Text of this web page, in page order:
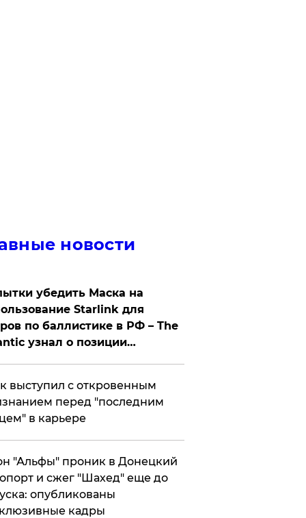
новости
убедить Маска на
Starlink для
по баллистике в РФ – The
узнал о позиции
выступил с откровенным
перед "последним
в карьере
"Альфы" проник в Донецкий
и сжег "Шахед" еще до
опубликованы
кадры